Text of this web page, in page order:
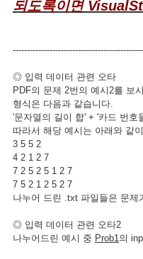
되도록이면
◎ 입력 데이터 관련 오타
PDF의 문제 2번의 예시2를 보
형식은 다음과 같습니다.
'문자열의 길이 합' + '카드 번호
따라서 해당 예시는 아래와 같
3 5 5 2
4 2 1 2 7
7 2 5 2 5 1 2 7
7 5 2 1 2 5 2 7
나누어 드린 .txt 파일들은 문제
◎ 입력 데이터 관련 오타2
나누어드린 예시 중 Prob1의